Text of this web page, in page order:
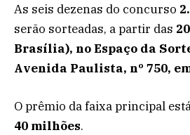
As seis dezenas do concurso
serão sorteadas, a partir das
Brasília), no Espaço da
Avenida Paulista, nº 750,
O prêmio da faixa principal
40 milhões.